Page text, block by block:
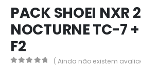
PACK SHOEI NXR
NOCTURNE TC-7
F2
( Ainda não existem